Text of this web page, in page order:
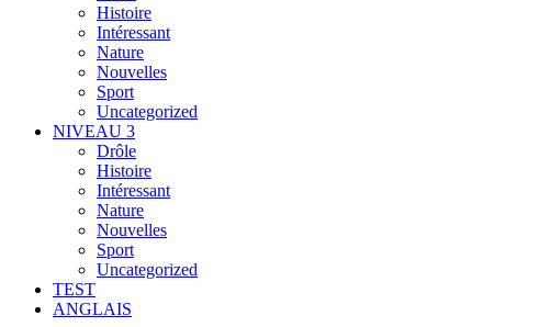
Histoire
Intéressant
Nature
Nouvelles
Sport
Uncategorized
NIVEAU 3
Drôle
Histoire
Intéressant
Nature
Nouvelles
Sport
Uncategorized
TEST
ANGLAIS